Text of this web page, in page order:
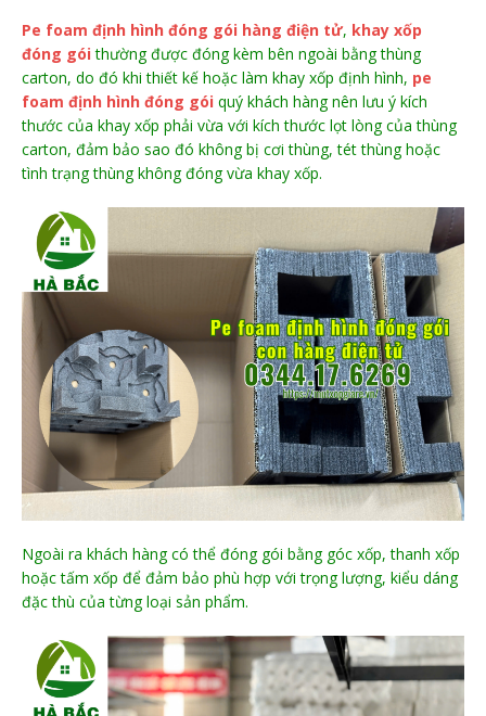
Pe foam định hình đóng gói hàng điện tử, khay xốp
đóng gói thường được đóng kèm bên ngoài bằng thùng
carton, do đó khi thiết kế hoặc làm khay xốp định hình, pe
foam định hình đóng gói quý khách hàng nên lưu ý kích
thước của khay xốp phải vừa với kích thước lọt lòng của thùng
carton, đảm bảo sao đó không bị cơi thùng, tét thùng hoặc
tình trạng thùng không đóng vừa khay xốp.
Ngoài ra khách hàng có thể đóng gói bằng góc xốp, thanh xốp
hoặc tấm xốp để đảm bảo phù hợp với trọng lượng, kiểu dáng
đặc thù của từng loại sản phẩm.